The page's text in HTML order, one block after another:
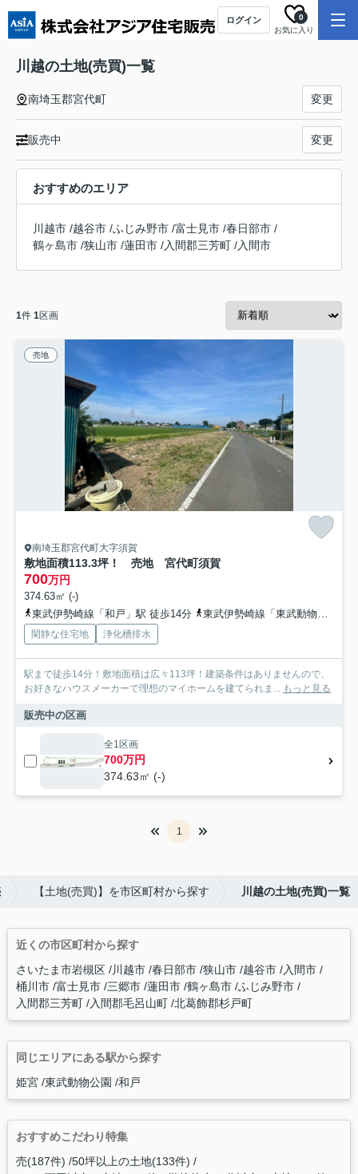
ログイン
お気に入り
0
川越の土地(売買)一覧
南埼玉郡宮代町 変更
販売中 変更
おすすめのエリア
川越市 /越谷市 /ふじみ野市 /富士見市 /春日部市 /
鶴ヶ島市 /狭山市 /蓮田市 /入間郡三芳町 /入間市
1件 1区画
売地
南埼玉郡宮代町大字須賀
敷地面積113.3坪！ 売地 宮代町須賀
700万円
374.63㎡ (-)
東武伊勢崎線「和戸」駅 徒歩14分
東武伊勢崎線「東武動物公園」駅 徒歩23分
閑静な住宅地 浄化槽排水
駅まで徒歩14分！敷地面積は広々113坪！建築条件はありませんので、
お好きなハウスメーカーで理想のマイホームを建てられま... もっと見る
販売中の区画
全1区画
700万円
374.63㎡ (-)
1
【土地(売買)】を市区町村から探す 川越の土地(売買)一覧
近くの市区町村から探す
さいたま市岩槻区 川越市 春日部市 狭山市 越谷市 入間市
桶川市 富士見市 三郷市 蓮田市 鶴ヶ島市 ふじみ野市
入間郡三芳町 入間郡毛呂山町 北葛飾郡杉戸町
同じエリアにある駅から探す
姫宮 東武動物公園 和戸
おすすめこだわり特集
売(187件) 50坪以上の土地(133件)